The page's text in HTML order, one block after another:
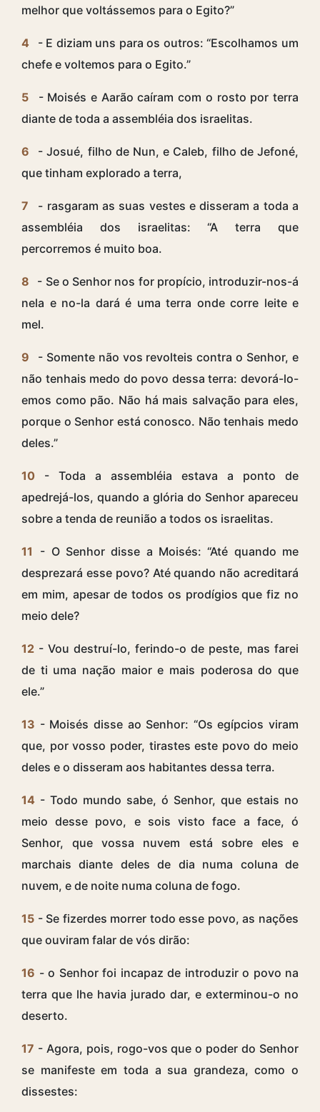
melhor que voltássemos para o Egito?”
4
- E diziam uns para os outros: “Escolhamos um
chefe e voltemos para o Egito.”
5
- Moisés e Aarão caíram com o rosto por terra
diante de toda a assembléia dos israelitas.
6
- Josué, filho de Nun, e Caleb, filho de Jefoné,
que tinham explorado a terra,
7
- rasgaram as suas vestes e disseram a toda a
assembléia dos israelitas: “A terra que
percorremos é muito boa.
8
- Se o Senhor nos for propício, introduzir-nos-á
nela e no-la dará é uma terra onde corre leite e
mel.
9
- Somente não vos revolteis contra o Senhor, e
não tenhais medo do povo dessa terra: devorá-lo-
emos como pão. Não há mais salvação para eles,
porque o Senhor está conosco. Não tenhais medo
deles.”
10 - Toda a assembléia estava a ponto de
apedrejá-los, quando a glória do Senhor apareceu
sobre a tenda de reunião a todos os israelitas.
11
- O Senhor disse a Moisés: “Até quando me
desprezará esse povo? Até quando não acreditará
em mim, apesar de todos os prodígios que fiz no
meio dele?
12 - Vou destruí-lo, ferindo-o de peste, mas farei
de ti uma nação maior e mais poderosa do que
ele.”
13 - Moisés disse ao Senhor: “Os egípcios viram
que, por vosso poder, tirastes este povo do meio
deles e o disseram aos habitantes dessa terra.
14 - Todo mundo sabe, ó Senhor, que estais no
meio desse povo, e sois visto face a face, ó
Senhor, que vossa nuvem está sobre eles e
marchais diante deles de dia numa coluna de
nuvem, e de noite numa coluna de fogo.
15 - Se fizerdes morrer todo esse povo, as nações
que ouviram falar de vós dirão:
16 - o Senhor foi incapaz de introduzir o povo na
terra que lhe havia jurado dar, e exterminou-o no
deserto.
17 - Agora, pois, rogo-vos que o poder do Senhor
se manifeste em toda a sua grandeza, como o
dissestes: